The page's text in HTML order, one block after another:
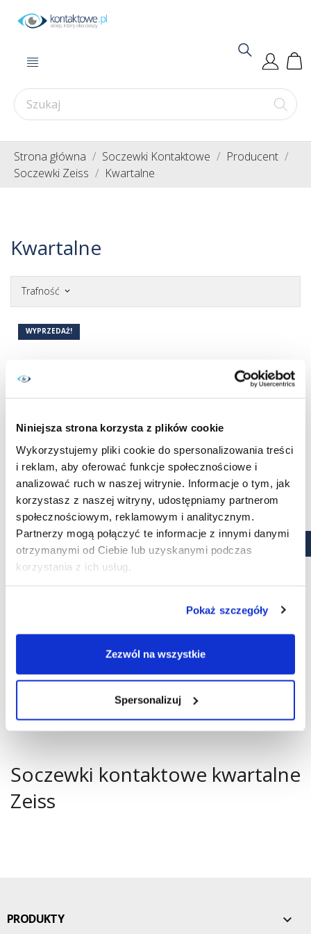
Niniejsza strona korzysta z plików cookie
Wykorzystujemy pliki cookie do spersonalizowania treści
i reklam, aby oferować funkcje społecznościowe i
analizować ruch w naszej witrynie. Informacje o tym, jak
korzystasz z naszej witryny, udostępniamy partnerom
społecznościowym, reklamowym i analitycznym.
Partnerzy mogą połączyć te informacje z innymi danymi
otrzymanymi od Ciebie lub uzyskanymi podczas
korzystania z ich usług.
Pokaż szczegóły
Zezwól na wszystkie
Spersonalizuj
Strona główna Soczewki Kontaktowe
Producent
Soczewki Zeiss
Kwartalne
Kwartalne
Trafność keyboard_arrow_down
Soczewki kwartalne
Contact Plus Day 90 2 szt. -
wyprzedaż
WYPRZEDAŻ!
Soczewki kontaktowe kwartalne
Zeiss
PRODUKTY 